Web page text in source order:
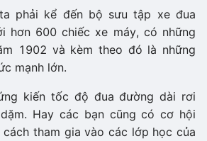
phải kể đến bộ sưu tập xe đua
hơn 600 chiếc xe máy, có những
1902 và kèm theo đó là những
mạnh lớn.
kiến tốc độ đua đường dài rơi
Hay các bạn cũng có cơ hội
tham gia vào các lớp học của